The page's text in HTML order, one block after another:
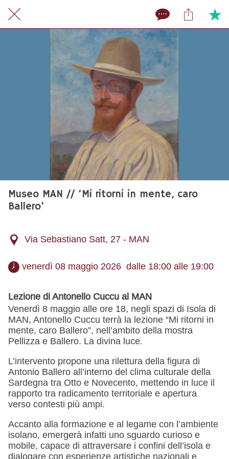
Museo MAN // ‘Mi ritorni in mente, caro
Ballero’
Via Sebastiano Satt, 27 - MAN
venerdì 08 maggio 2026  dalle 18:00 alle 19:00
Lezione di Antonello Cuccu al MAN
Venerdì 8 maggio alle ore 18, negli spazi di Isola di
MAN, Antonello Cuccu terrà la lezione “Mi ritorni in
mente, caro Ballero”, nell’ambito della mostra
Pellizza e Ballero. La divina luce.
L’intervento propone una rilettura della figura di
Antonio Ballero all’interno del clima culturale della
Sardegna tra Otto e Novecento, mettendo in luce il
rapporto tra radicamento territoriale e apertura
verso contesti più ampi.
Accanto alla formazione e al legame con l’ambiente
isolano, emergerà infatti uno sguardo curioso e
mobile, capace di attraversare i confini dell’isola e
dialogare con esperienze artistiche nazionali e